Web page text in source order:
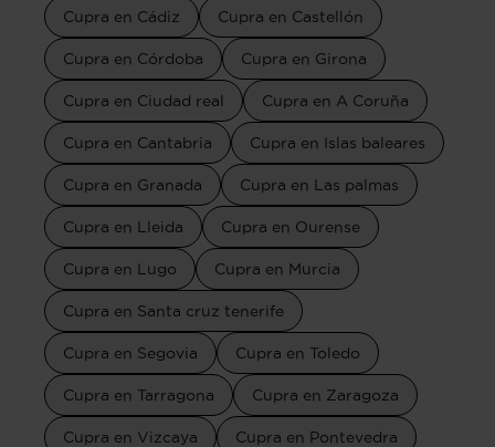
Cupra en Cádiz Cupra en Castellón
Cupra en Córdoba Cupra en Girona
Cupra en Ciudad real Cupra en A Coruña
Cupra en Cantabria Cupra en Islas baleares
Cupra en Granada Cupra en Las palmas
Cupra en Lleida Cupra en Ourense
Cupra en Lugo Cupra en Murcia
Cupra en Santa cruz tenerife
Cupra en Segovia Cupra en Toledo
Cupra en Tarragona Cupra en Zaragoza
Cupra en Vizcaya Cupra en Pontevedra